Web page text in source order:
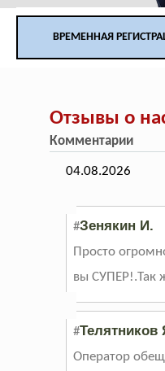
ВРЕМЕННАЯ
Отзывы о
Комментарии
04.08.2026
#Зенякин И.
Просто
вы СУПЕР!.Так
#Телятников
Оператор